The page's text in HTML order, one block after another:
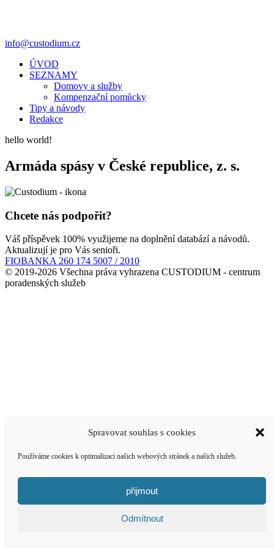
Spravovat souhlas s cookies
Používáme cookies k optimalizaci našich webových stránek a našich služeb.
přijmout
Odmítnout
info@custodium.cz
ÚVOD
SEZNAMY
Domovy a služby
Kompenzační pomůcky
Tipy a návody
Redakce
hello world!
Armáda spásy v České republice, z. s.
Chcete nás podpořit?
Váš příspěvek 100% využijeme na doplnění databází a návodů.
Aktualizují je pro Vás senioři.
FIOBANKA 260 174 5007 / 2010
© 2019-2026 Všechna práva vyhrazena CUSTODIUM - centrum
poradenských služeb